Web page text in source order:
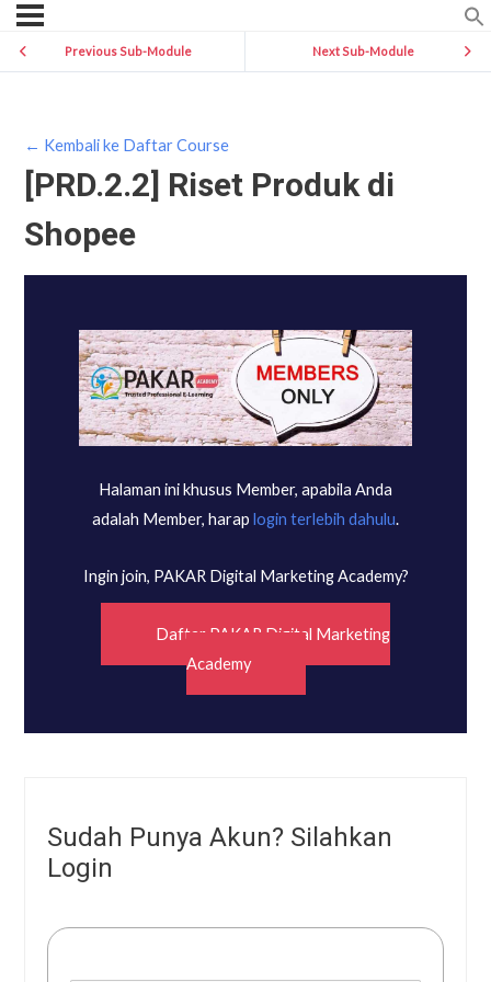
Previous Sub-Module Next Sub-Module
← Kembali ke Daftar Course
[PRD.2.2] Riset Produk di
Shopee
Halaman ini khusus Member, apabila Anda
adalah Member, harap login terlebih dahulu.
Ingin join, PAKAR Digital Marketing Academy?
Daftar PAKAR Digital Marketing
Academy
Sudah Punya Akun? Silahkan
Login